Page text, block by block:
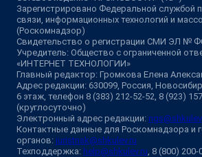
Зарегистрировано Федеральной службой
связи, информационных технологий и
(Роскомнадзор)
Свидетельство о регистрации СМИ ЭЛ №
Учредитель: Общество с ограниченной
«ИНТЕРНЕТ ТЕХНОЛОГИИ»
Главный редактор: Громкова Елена
Адрес редакции: 630099, Россия,
6 этаж, телефон 8 (383) 212-52-52, 8 (923)
(круглосуточно)
Электронный адрес редакции:
Контактные данные для Роскомнадзора и
органов: juristnsk@shkulev.ru
Техподдержка: help@shkulev.ru , 8 (800)